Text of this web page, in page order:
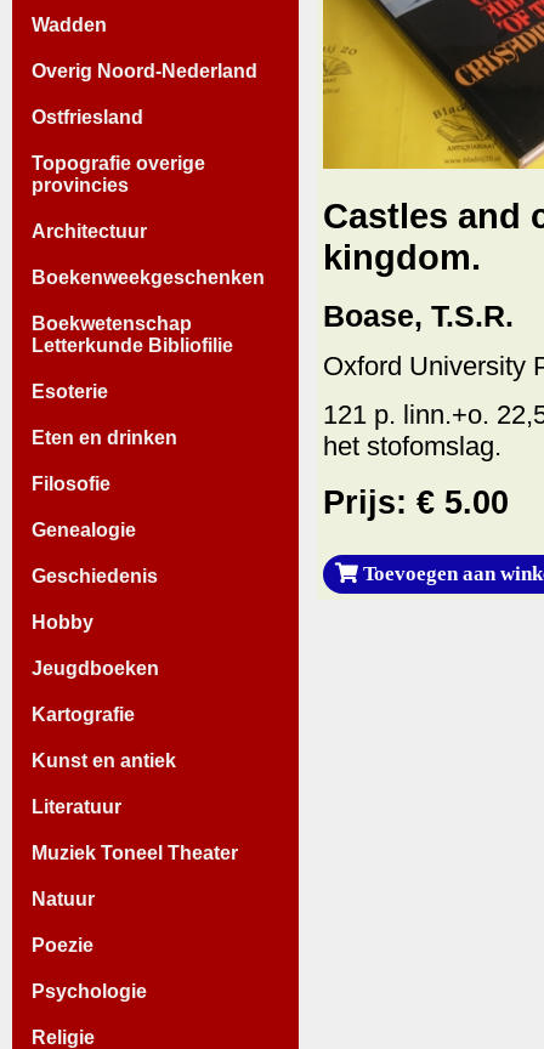
Wadden
Overig Noord-Nederland
Ostfriesland
Topografie overige
provincies
Architectuur
Boekenweekgeschenken
Boekwetenschap
Letterkunde Bibliofilie
Esoterie
Eten en drinken
Filosofie
Genealogie
Geschiedenis
Hobby
Jeugdboeken
Kartografie
Kunst en antiek
Literatuur
Muziek Toneel Theater
Natuur
Poezie
Psychologie
Religie
Castles and
kingdom.
Boase, T.S.R.
Oxford University
121 p. linn.+o.
het stofomslag.
Prijs: € 5.00
Toevoegen aan